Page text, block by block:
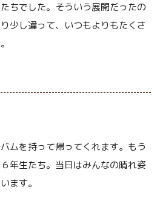
ちでした。そういう展開だったの
少し違って、いつもよりもたくさ
ムを持って帰ってくれます。もう
年生たち。当日はみんなの晴れ姿
ます。